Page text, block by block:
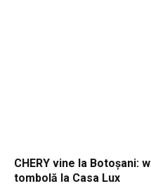
CHERY vine la Botoșani:
tombolă la Casa Lux